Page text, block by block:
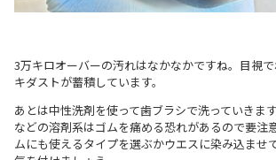
3万キロオーバーの汚れはなかなかですね。目視
キダストが蓄積しています。
あとは中性洗剤を使って歯ブラシで洗っていきま
などの溶剤系はゴムを痛める恐れがあるので要注
ムにも使えるタイプを選ぶかウエスに染み込ませ